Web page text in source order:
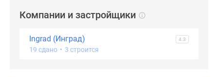
RutubeКомпании и застройщики
Ingrad (Инград) 4.3
19 сдано • 3 строится